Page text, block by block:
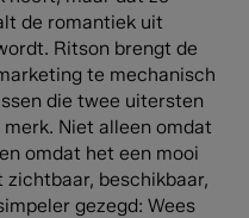
de romantiek uit
Ritson brengt de
te mechanisch
die twee uitersten
Niet alleen omdat
omdat het een mooi
beschikbaar,
gezegd: Wees